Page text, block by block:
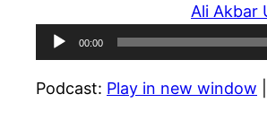
Ali Akbar
Audio
Player
00:00
Podcast: Play in new window